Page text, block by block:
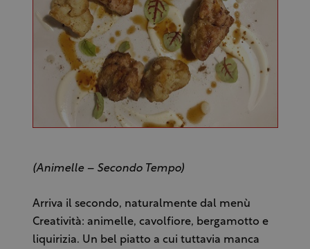
(Animelle – Secondo Tempo)
Arriva il secondo, naturalmente dal menù
Creatività: animelle, cavolfiore, bergamotto e
liquirizia. Un bel piatto a cui tuttavia manca